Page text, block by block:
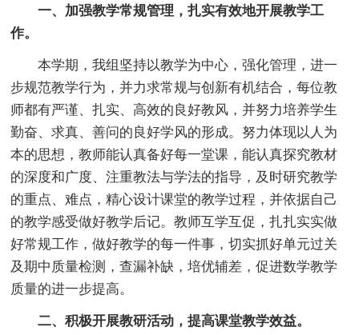
一、加强教学常规管理，扎实有效地开展教学工
作。
本学期，我组坚持以教学为中心，强化管理，进一
步规范教学行为，并力求常规与创新有机结合，每位教
师都有严谨、扎实、高效的良好教风，并努力培养学生
勤奋、求真、善问的良好学风的形成。努力体现以人为
本的思想，教师能认真备好每一堂课，能认真探究教材
的深度和广度、注重教法与学法的指导，及时研究教学
的重点、难点，精心设计课堂的教学过程，并依据自己
的教学感受做好教学后记。教师互学互促，扎扎实实做
好常规工作，做好教学的每一件事，切实抓好单元过关
及期中质量检测，查漏补缺，培优辅差，促进数学教学
质量的进一步提高。
二、积极开展教研活动，提高课堂教学效益。